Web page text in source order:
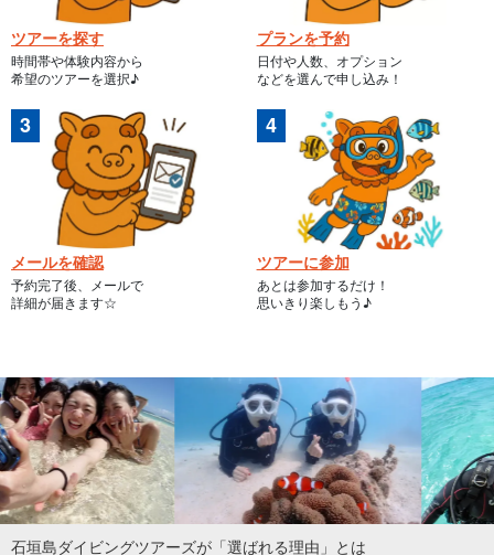
ツアーを探す
時間帯や体験内容から
希望のツアーを選択♪
プランを予約
日付や人数、オプション
などを選んで申し込み！
メールを確認
予約完了後、メールで
詳細が届きます☆
ツアーに参加
あとは参加するだけ！
思いきり楽しもう♪
石垣島ダイビングツアーズが「選ばれる理由」とは